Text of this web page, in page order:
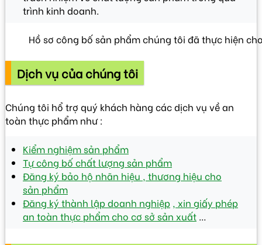
trình kinh doanh.
Hồ sơ công bố sản phẩm chúng tôi đã thực hiện
Dịch vụ của chúng tôi
Chúng tôi hổ trợ quý khách hàng các dịch vụ về an
toàn thực phẩm như :
Kiểm nghiệm sản phẩm
Tự công bố chất lượng sản phẩm
Đăng ký bảo hộ nhãn hiệu , thương hiệu cho
sản phẩm
Đăng ký thành lập doanh nghiệp , xin giấy phép
an toàn thực phẩm cho cơ sở sản xuất …